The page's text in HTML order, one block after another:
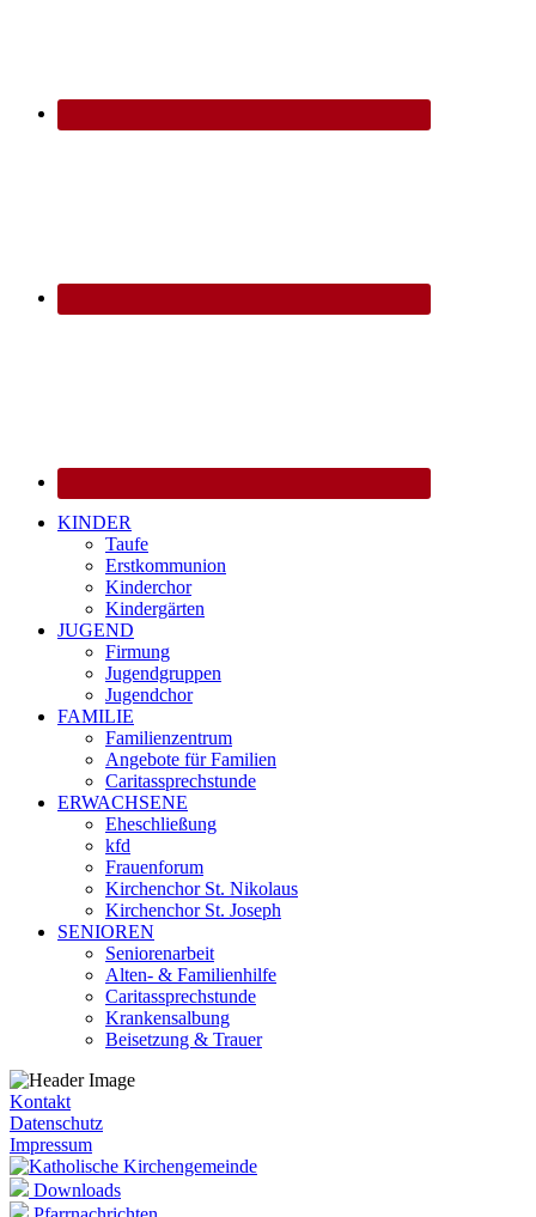
KINDER
Taufe
Erstkommunion
Kinderchor
Kindergärten
JUGEND
Firmung
Jugendgruppen
Jugendchor
FAMILIE
Familienzentrum
Angebote für Familien
Caritassprechstunde
ERWACHSENE
Eheschließung
kfd
Frauenforum
Kirchenchor St. Nikolaus
Kirchenchor St. Joseph
SENIOREN
Seniorenarbeit
Alten- & Familienhilfe
Caritassprechstunde
Krankensalbung
Beisetzung & Trauer
Kontakt
Datenschutz
Impressum
Downloads